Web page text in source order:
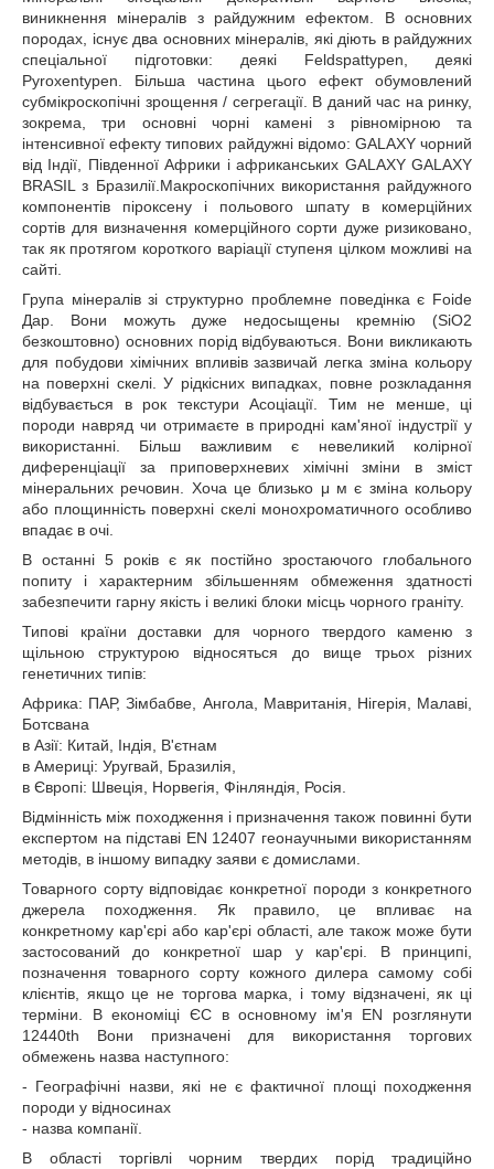
виникнення мінералів з райдужним ефектом. В основних
породах, існує два основних мінералів, які діють в райдужних
спеціальної підготовки: деякі Feldspattypen, деякі
Pyroxentypen. Більша частина цього ефект обумовлений
субмікроскопічні зрощення / сегрегації. В даний час на ринку,
зокрема, три основні чорні камені з рівномірною та
інтенсивної ефекту типових райдужні відомо: GALAXY чорний
від Індії, Південної Африки і африканських GALAXY GALAXY
BRASIL з Бразилії.Макроскопічних використання райдужного
компонентів піроксену і польового шпату в комерційних
сортів для визначення комерційного сорти дуже ризиковано,
так як протягом короткого варіації ступеня цілком можливі на
сайті.
Група мінералів зі структурно проблемне поведінка є Foide
Дар. Вони можуть дуже недосыщены кремнію (SiO2
безкоштовно) основних порід відбуваються. Вони викликають
для побудови хімічних впливів зазвичай легка зміна кольору
на поверхні скелі. У рідкісних випадках, повне розкладання
відбувається в рок текстури Асоціації. Тим не менше, ці
породи навряд чи отримаєте в природні кам'яної індустрії у
використанні. Більш важливим є невеликий колірної
диференціації за приповерхневих хімічні зміни в зміст
мінеральних речовин. Хоча це близько μ м є зміна кольору
або площинність поверхні скелі монохроматичного особливо
впадає в очі.
В останні 5 років є як постійно зростаючого глобального
попиту і характерним збільшенням обмеження здатності
забезпечити гарну якість і великі блоки місць чорного граніту.
Типові країни доставки для чорного твердого каменю з
щільною структурою відносяться до вище трьох різних
генетичних типів:
Африка: ПАР, Зімбабве, Ангола, Мавританія, Нігерія, Малаві,
Ботсвана
в Азії: Китай, Індія, В'єтнам
в Америці: Уругвай, Бразилія,
в Європі: Швеція, Норвегія, Фінляндія, Росія.
Відмінність між походження і призначення також повинні бути
експертом на підставі EN 12407 геонаучными використанням
методів, в іншому випадку заяви є домислами.
Товарного сорту відповідає конкретної породи з конкретного
джерела походження. Як правило, це впливає на
конкретному кар'єрі або кар'єрі області, але також може бути
застосований до конкретної шар у кар'єрі. В принципі,
позначення товарного сорту кожного дилера самому собі
клієнтів, якщо це не торгова марка, і тому відзначені, як ці
терміни. В економіці ЄС в основному ім'я EN розглянути
12440th Вони призначені для використання торгових
обмежень назва наступного:
- Географічні назви, які не є фактичної площі походження
породи у відносинах
- назва компанії.
В області торгівлі чорним твердих порід традиційно